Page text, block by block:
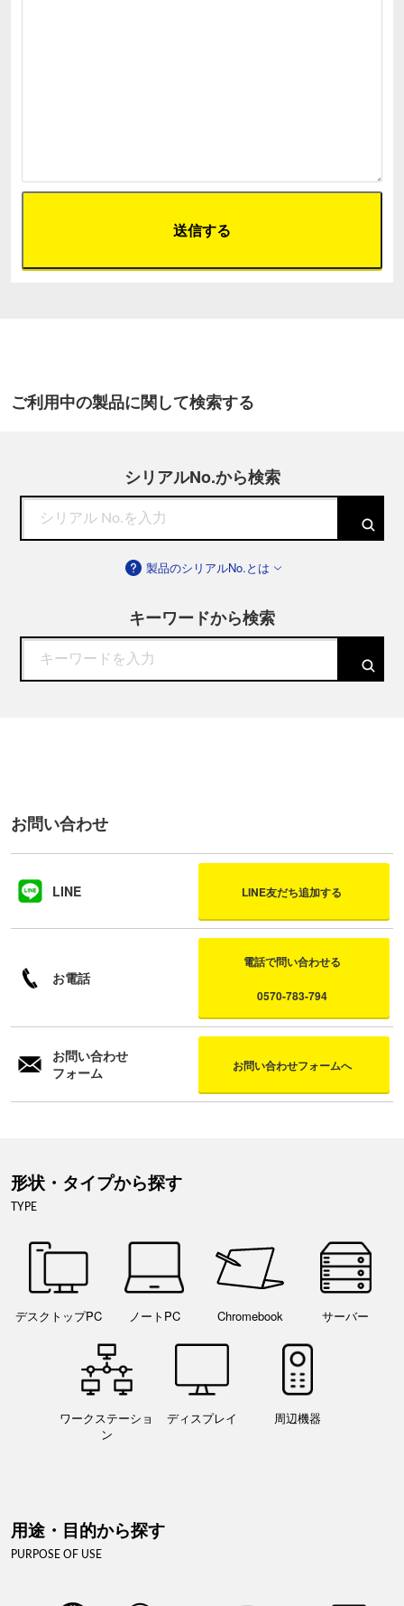
ご利用中の製品に関して検索する
シリアルNo.から検索
製品のシリアルNo.とは
キーワードから検索
お問い合わせ
LINE LINE友だち追加する
お電話
電話で問い合わせる
0570-783-794
お問い合わせ
フォーム
お問い合わせフォームへ
形状・タイプから探す
TYPE
デスクトップPC ノートPC Chromebook サーバー
ワークステーショ
ン
ディスプレイ 周辺機器
用途・目的から探す
PURPOSE OF USE